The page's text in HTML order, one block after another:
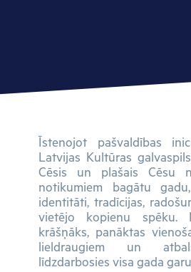
Īstenojot pašvaldības
Latvijas Kultūras
Cēsis un plašais Cēsu
notikumiem bagātu
identitāti, tradīcijas,
vietējo kopienu spēku.
krāšņāks, panāktas
lieldraugiem un
līdzdarbosies visa gada